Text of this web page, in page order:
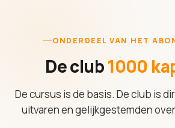
ONDERDEEL VAN HET
De club1000
De cursus is de basis. De club is
uitvaren en gelijkgestemden